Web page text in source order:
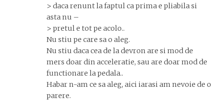
> daca renunt la faptul ca prima e pliabila si
asta nu –
> pretul e tot pe acolo..
Nu stiu pe care sa o aleg.
Nu stiu daca cea de la devron are si mod de
mers doar din acceleratie, sau are doar mod de
functionare la pedala..
Habar n-am ce sa aleg, aici iarasi am nevoie de o
parere.